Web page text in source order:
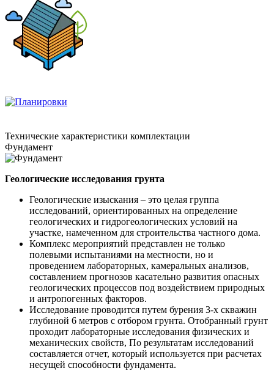
Технические характеристики комплектации
Фундамент
Геологические исследования грунта
Геологические изыскания – это целая группа
исследований, ориентированных на определение
геологических и гидрогеологических условий на
участке, намеченном для строительства частного дома.
Комплекс мероприятий представлен не только
полевыми испытаниями на местности, но и
проведением лабораторных, камеральных анализов,
составлением прогнозов касательно развития опасных
геологических процессов под воздействием природных
и антропогенных факторов.
Исследование проводится путем бурения 3-х скважин
глубиной 6 метров с отбором грунта. Отобранный грунт
проходит лабораторные исследования физических и
механических свойств, По результатам исследований
составляется отчет, который используется при расчетах
несущей способности фундамента.